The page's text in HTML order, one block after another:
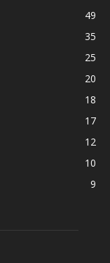
49
35
25
20
18
17
12
10
9